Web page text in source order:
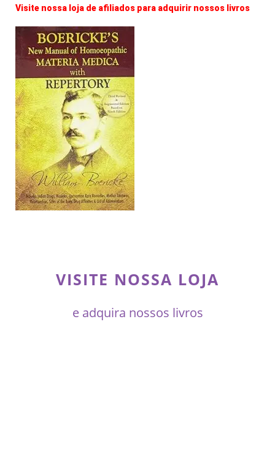
Visite nossa loja de afiliados para adquirir nossos livros
VISITE NOSSA LOJA
e adquira nossos livros